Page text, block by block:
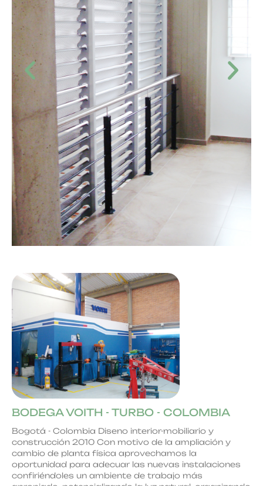
BODEGA VOITH - TURBO - COLOMBIA
Bogotá - Colombia Diseno interior-mobiliario y
construcción 2010 Con motivo de la ampliación y
cambio de planta física aprovechamos la
oportunidad para adecuar las nuevas instalaciones
confiriéndoles un ambiente de trabajo más